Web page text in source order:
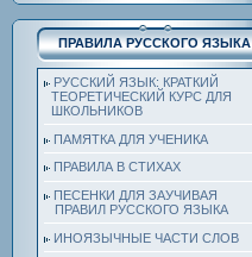
ПРАВИЛА РУССКОГО ЯЗЫКА
РУССКИЙ ЯЗЫК: КРАТКИЙ
ТЕОРЕТИЧЕСКИЙ КУРС ДЛЯ
ШКОЛЬНИКОВ
ПАМЯТКА ДЛЯ УЧЕНИКА
ПРАВИЛА В СТИХАХ
ПЕСЕНКИ ДЛЯ ЗАУЧИВАЯ
ПРАВИЛ РУССКОГО ЯЗЫКА
ИНОЯЗЫЧНЫЕ ЧАСТИ СЛОВ